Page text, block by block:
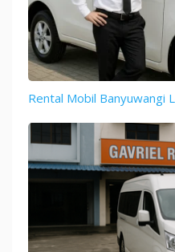
Rental Mobil Banyuwangi